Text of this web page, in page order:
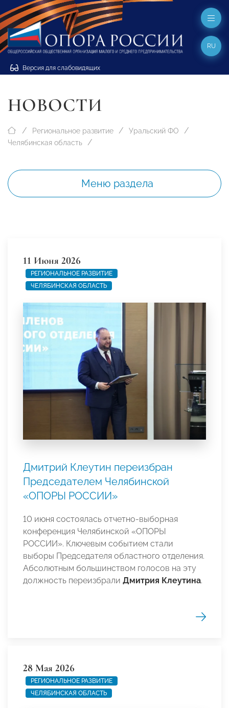
Версия для слабовидящих
RU
НОВОСТИ
Региональное развитие
Уральский ФО
Челябинская область
Меню раздела
11 Июня 2026
РЕГИОНАЛЬНОЕ РАЗВИТИЕ
ЧЕЛЯБИНСКАЯ ОБЛАСТЬ
Дмитрий Клеутин переизбран
Председателем Челябинской
«ОПОРЫ РОССИИ»
10 июня состоялась отчетно-выборная
конференция Челябинской «ОПОРЫ
РОССИИ». Ключевым событием стали
выборы Председателя областного отделения.
Абсолютным большинством голосов на эту
должность переизбрали Дмитрия Клеутина.
28 Мая 2026
РЕГИОНАЛЬНОЕ РАЗВИТИЕ
ЧЕЛЯБИНСКАЯ ОБЛАСТЬ